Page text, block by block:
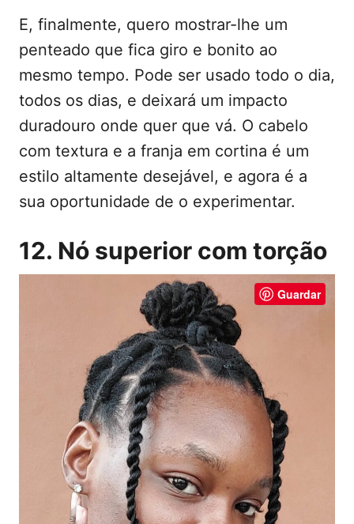
E, finalmente, quero mostrar-lhe um
penteado que fica giro e bonito ao
mesmo tempo. Pode ser usado todo o dia,
todos os dias, e deixará um impacto
duradouro onde quer que vá. O cabelo
com textura e a franja em cortina é um
estilo altamente desejável, e agora é a
sua oportunidade de o experimentar.
12. Nó superior com torção
Guardar